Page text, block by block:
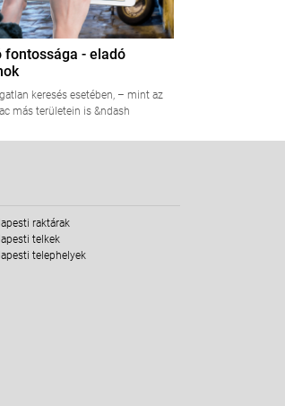
fontossága - eladó
keresés esetében, – mint az
más területein is &ndash
raktárak
telkek
telephelyek